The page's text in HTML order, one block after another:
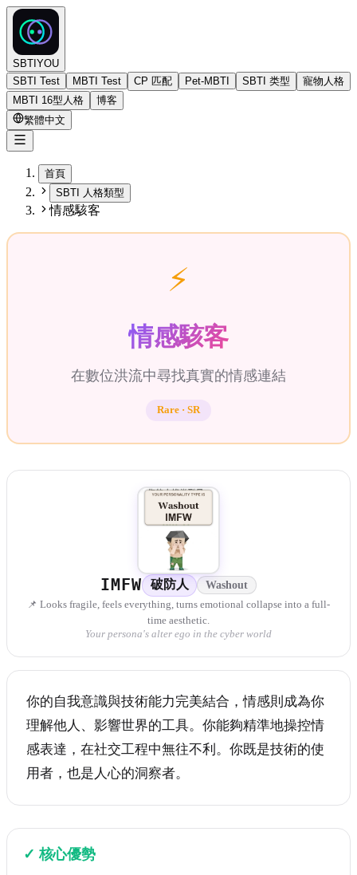
SBTIYOU
SBTI Test
MBTI Test CP 匹配 Pet-MBTI SBTI 类型
寵物人格
MBTI 16型人格
博客
繁體中文
首頁
SBTI 人格類型
情感駭客
⚡
情感駭客
在數位洪流中尋找真實的情感連結
Rare · SR
IMFW 破防人 Washout
📌 Looks fragile, feels everything, turns emotional collapse into a full-
time aesthetic.
Your persona's alter ego in the cyber world
你的自我意識與技術能力完美結合，情感則成為你
理解他人、影響世界的工具。你能夠精準地操控情
感表達，在社交工程中無往不利。你既是技術的使
用者，也是人心的洞察者。
✓核心優勢